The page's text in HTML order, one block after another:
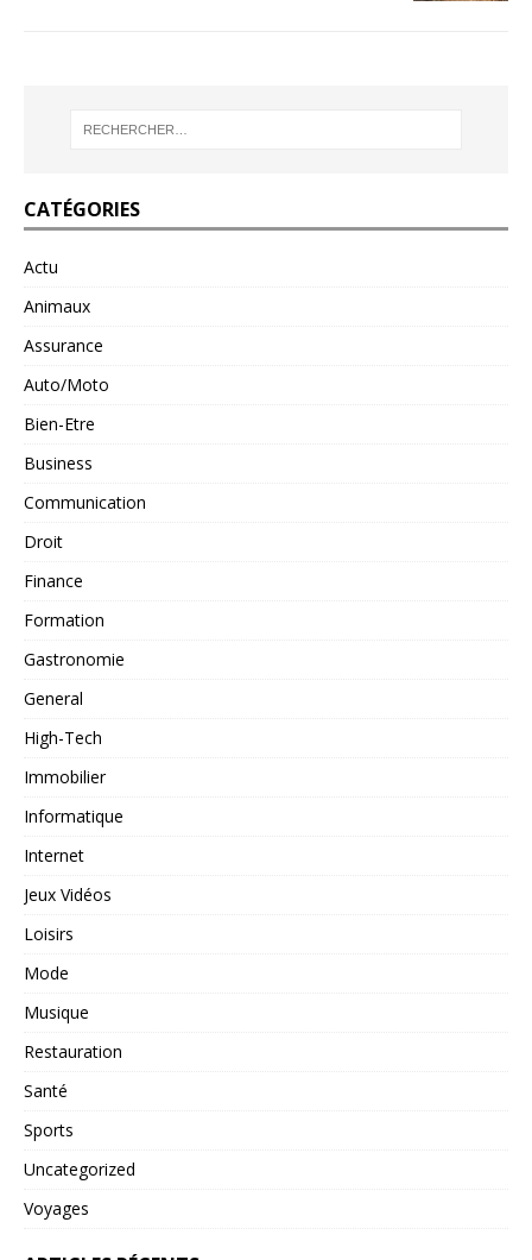
CATÉGORIES
Actu
Animaux
Assurance
Auto/Moto
Bien-Etre
Business
Communication
Droit
Finance
Formation
Gastronomie
General
High-Tech
Immobilier
Informatique
Internet
Jeux Vidéos
Loisirs
Mode
Musique
Restauration
Santé
Sports
Uncategorized
Voyages